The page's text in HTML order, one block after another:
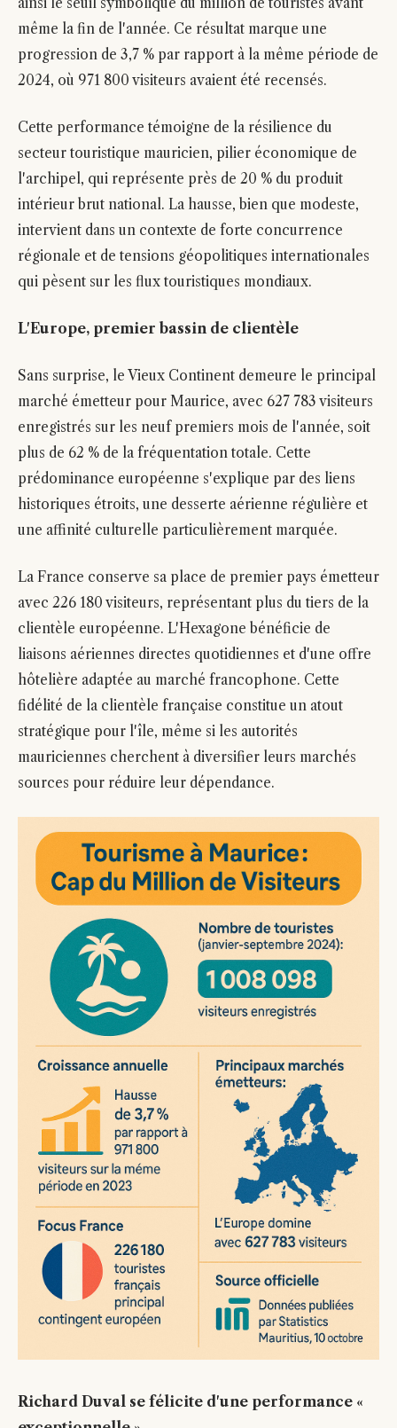
même la fin de l'année. Ce résultat marque une
progression de 3,7 % par rapport à la même période de
2024, où 971 800 visiteurs avaient été recensés.
Cette performance témoigne de la résilience du
secteur touristique mauricien, pilier économique de
l'archipel, qui représente près de 20 % du produit
intérieur brut national. La hausse, bien que modeste,
intervient dans un contexte de forte concurrence
régionale et de tensions géopolitiques internationales
qui pèsent sur les flux touristiques mondiaux.
L'Europe, premier bassin de clientèle
Sans surprise, le Vieux Continent demeure le principal
marché émetteur pour Maurice, avec 627 783 visiteurs
enregistrés sur les neuf premiers mois de l'année, soit
plus de 62 % de la fréquentation totale. Cette
prédominance européenne s'explique par des liens
historiques étroits, une desserte aérienne régulière et
une affinité culturelle particulièrement marquée.
La France conserve sa place de premier pays émetteur
avec 226 180 visiteurs, représentant plus du tiers de la
clientèle européenne. L'Hexagone bénéficie de
liaisons aériennes directes quotidiennes et d'une offre
hôtelière adaptée au marché francophone. Cette
fidélité de la clientèle française constitue un atout
stratégique pour l'île, même si les autorités
mauriciennes cherchent à diversifier leurs marchés
sources pour réduire leur dépendance.
Richard Duval se félicite d'une performance «